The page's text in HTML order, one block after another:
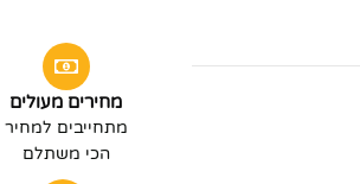
מחירים מעולים
מתחייבים למחיר
הכי משתלם